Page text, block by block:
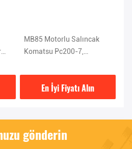
MB85 Motorlu Salıncak
Komatsu Pc200-7,
Motor
En İyi Fiyatı Alın
gönderin